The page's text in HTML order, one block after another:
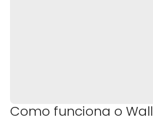
Como funciona o